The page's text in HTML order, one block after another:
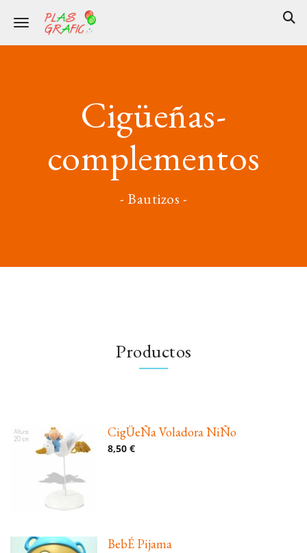
Toggle navigation
Cigüeñas-
complementos
- Bautizos -
Productos
CigÜeÑa Voladora NiÑo
8,50 €
BebÉ Pijama